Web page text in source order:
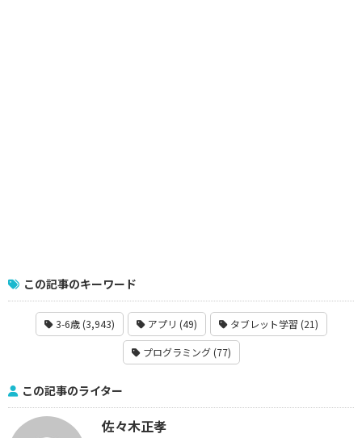
この記事のキーワード
3-6歳 (3,943) アプリ (49) タブレット学習 (21)
プログラミング (77)
この記事のライター
佐々木正孝